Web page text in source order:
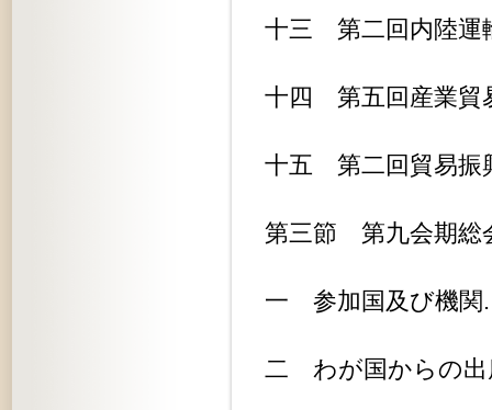
十三 第二回内陸運
十四 第五回産業貿
十五 第二回貿易振
第三節 第九会期総
一 参加国及び機関
二 わが国からの出